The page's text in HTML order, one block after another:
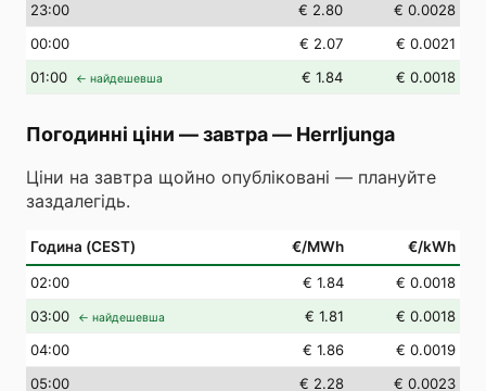
23:00 € 2.80
€ 0.0028
00:00 € 2.07
€ 0.0021
01:00 ← найдешевша € 1.84 € 0.0018
Погодинні ціни — завтра— Herrljunga
Ціни на завтра щойно опубліковані — плануйте
заздалегідь.
Година (CEST) €/MWh €/kWh
02:00 € 1.84
€ 0.0018
03:00 ← найдешевша € 1.81
€ 0.0018
04:00 € 1.86
€ 0.0019
05:00 € 2.28
€ 0.0023